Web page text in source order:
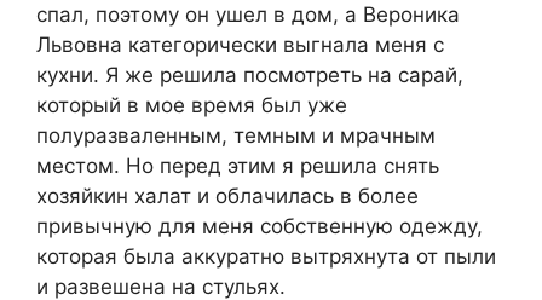
спал, поэтому он ушел в дом, а Вероника
Львовна категорически выгнала меня с
кухни. Я же решила посмотреть на сарай,
который в мое время был уже
полуразваленным, темным и мрачным
местом. Но перед этим я решила снять
хозяйкин халат и облачилась в более
привычную для меня собственную одежду,
которая была аккуратно вытряхнута от пыли
и развешена на стульях.